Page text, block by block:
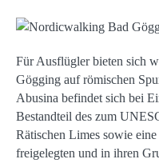
Für Ausflügler bieten sich
Gögging auf römischen
Abusina befindet sich bei
Bestandteil des zum
Rätischen Limes sowie
freigelegten und in ihren